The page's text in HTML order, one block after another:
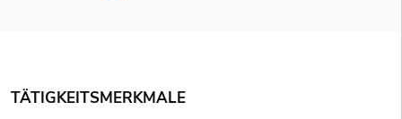
TÄTIGKEITSMERKMALE